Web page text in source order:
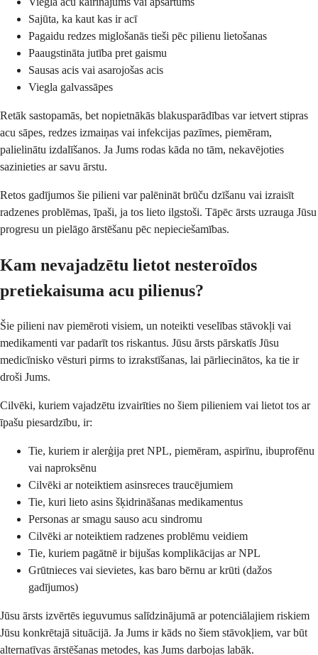
Sajūta, ka kaut kas ir acī
Pagaidu redzes miglošanās tieši pēc pilienu lietošanas
Paaugstināta jutība pret gaismu
Sausas acis vai asarojošas acis
Viegla galvassāpes
Retāk sastopamās, bet nopietnākās blakusparādības var ietvert stipras
acu sāpes, redzes izmaiņas vai infekcijas pazīmes, piemēram,
palielinātu izdalīšanos. Ja Jums rodas kāda no tām, nekavējoties
sazinieties ar savu ārstu.
Retos gadījumos šie pilieni var palēnināt brūču dzīšanu vai izraisīt
radzenes problēmas, īpaši, ja tos lieto ilgstoši. Tāpēc ārsts uzrauga Jūsu
progresu un pielāgo ārstēšanu pēc nepieciešamības.
Kam nevajadzētu lietot nesteroīdos
pretiekaisuma acu pilienus?
Šie pilieni nav piemēroti visiem, un noteikti veselības stāvokļi vai
medikamenti var padarīt tos riskantus. Jūsu ārsts pārskatīs Jūsu
medicīnisko vēsturi pirms to izrakstīšanas, lai pārliecinātos, ka tie ir
droši Jums.
Cilvēki, kuriem vajadzētu izvairīties no šiem pilieniem vai lietot tos ar
īpašu piesardzību, ir:
Tie, kuriem ir alerģija pret NPL, piemēram, aspirīnu, ibuprofēnu
vai naproksēnu
Cilvēki ar noteiktiem asinsreces traucējumiem
Tie, kuri lieto asins šķidrināšanas medikamentus
Personas ar smagu sauso acu sindromu
Cilvēki ar noteiktiem radzenes problēmu veidiem
Tie, kuriem pagātnē ir bijušas komplikācijas ar NPL
Grūtnieces vai sievietes, kas baro bērnu ar krūti (dažos
gadījumos)
Jūsu ārsts izvērtēs ieguvumus salīdzinājumā ar potenciālajiem riskiem
Jūsu konkrētajā situācijā. Ja Jums ir kāds no šiem stāvokļiem, var būt
alternatīvas ārstēšanas metodes, kas Jums darbojas labāk.